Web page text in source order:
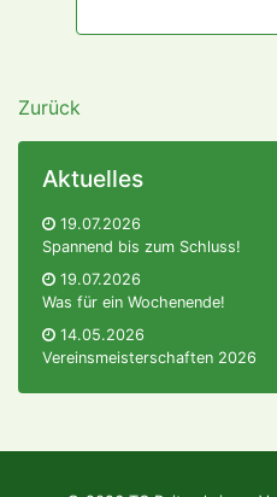
Zurück
Aktuelles
19.07.2026
Spannend bis zum Schluss!
19.07.2026
Was für ein Wochenende!
14.05.2026
Vereinsmeisterschaften 2026